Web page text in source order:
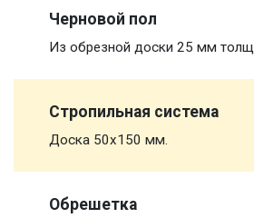
Черновой пол
Из обрезной доски 25 мм
Стропильная система
Доска 50х150 мм.
Обрешетка